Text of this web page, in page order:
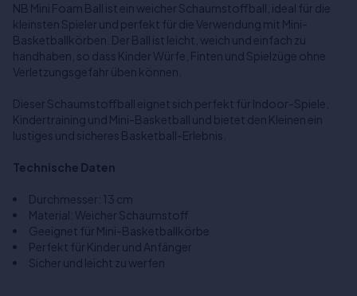
NB Mini Foam Ball ist ein weicher Schaumstoffball, ideal für die
kleinsten Spieler und perfekt für die Verwendung mit Mini-
Basketballkörben. Der Ball ist leicht, weich und einfach zu
handhaben, so dass Kinder Würfe, Finten und Spielzüge ohne
Verletzungsgefahr üben können.
Dieser Schaumstoffball eignet sich perfekt für Indoor-Spiele,
Kindertraining und Mini-Basketball und bietet den Kleinen ein
lustiges und sicheres Basketball-Erlebnis.
Technische Daten
Durchmesser: 13 cm
Material: Weicher Schaumstoff
Geeignet für Mini-Basketballkörbe
Perfekt für Kinder und Anfänger
Sicher und leicht zu werfen